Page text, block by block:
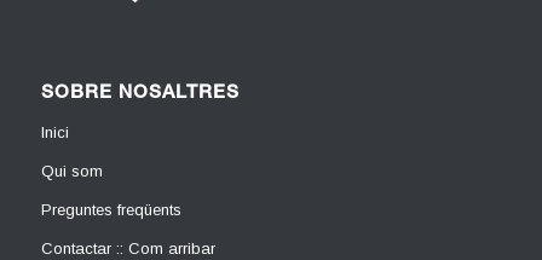
SOBRE NOSALTRES
Inici
Qui som
Preguntes freqüents
Contactar :: Com arribar